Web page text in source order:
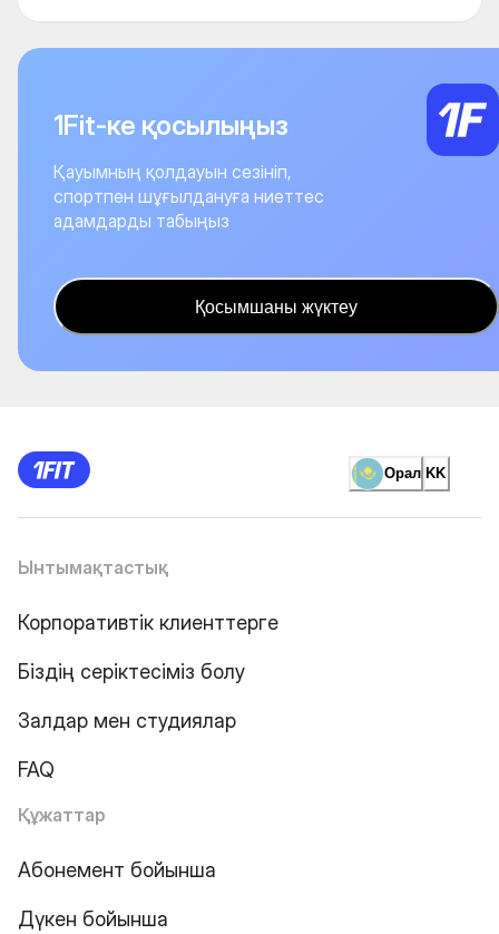
1Fit-ке қосылыңыз
Қауымның қолдауын сезініп,
спортпен шұғылдануға ниеттес
адамдарды табыңыз
Қосымшаны жүктеу
Орал KK
Ынтымақтастық
Корпоративтік клиенттерге
Біздің серіктесіміз болу
Залдар мен студиялар
FAQ
Құжаттар
Абонемент бойынша
Дүкен бойынша